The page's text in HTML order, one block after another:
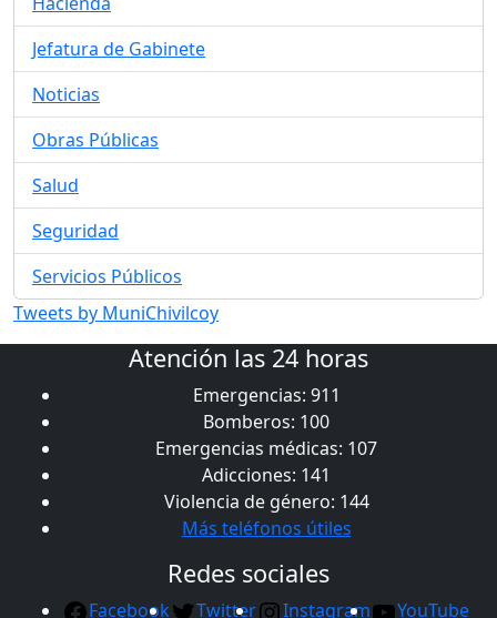
Jefatura de Gabinete
Noticias
Obras Públicas
Salud
Seguridad
Servicios Públicos
Tweets by MuniChivilcoy
Atención las 24 horas
Emergencias: 911
Bomberos: 100
Emergencias médicas: 107
Adicciones: 141
Violencia de género: 144
Más teléfonos útiles
Redes sociales
Facebook Twitter Instagram YouTube